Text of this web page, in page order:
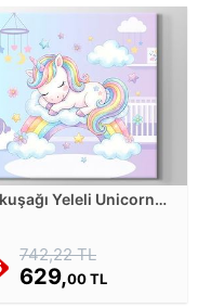
Yeleli Unicorn
742,22 TL
629,00 TL